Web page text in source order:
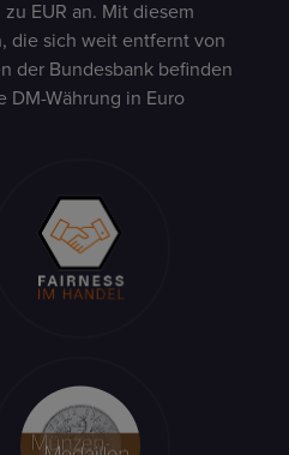
EUR an. Mit diesem
die sich weit entfernt von
der Bundesbank befinden
DM-Währung in Euro